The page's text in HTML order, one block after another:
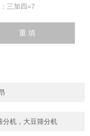
三加四=7
分机，大豆筛分机